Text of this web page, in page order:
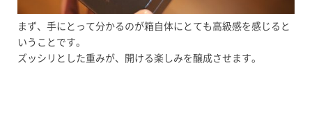
まず、手にとって分かるのが箱自体にとても高級感を感じると
いうことです。
ズッシリとした重みが、開ける楽しみを醸成させます。